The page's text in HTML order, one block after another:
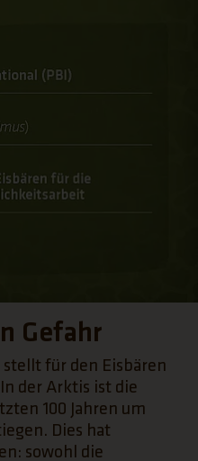
Gefahr
stellt für den Eisbären
der Arktis ist die
100 Jahren um
Dies hat
sowohl die